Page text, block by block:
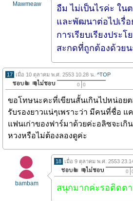
Mawmeaw
อืม ไม่เป็นไรค่ะ ใ
และพัฒนาต่อไปเรื่อ
การเรียบเรียงประ
สะกดที่ถูกต้องด้วยน
17 เมื่อ 10 ตุลาคม พ.ศ. 2553 10.28 น. ^TOP
0 0
ขอโทษนะคะที่เขียนสั้นเกินไปหน่อย
รับรองยาวแน่ๆเพราะว่า มีคนที่ชื่อ แ
แฟนเก่าของฟาร์มาด้วยค่ะอลิซจะเกิ
หวงหรือไม่ต้องลองดูค่ะ
bambam
18 เมื่อ 9 ตุลาคม พ.ศ. 2553
0
สนุกมากค่ะรอติดต